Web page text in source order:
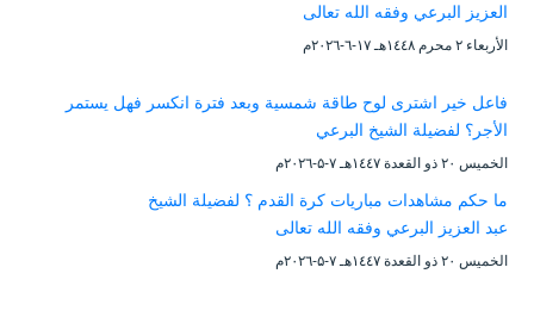
العزيز البرعي وفقه الله تعالى
الأربعاء ۲ محرم ۱٤٤۸هـ ۱۷-٦-۲۰۲٦م
فاعل خير اشترى لوح طاقة شمسية وبعد فترة انكسر فهل يستمر
الأجر؟ لفضيلة الشيخ البرعي
الخميس ۲۰ ذو القعدة ۱٤٤۷هـ ۷-۵-۲۰۲٦م
ما حكم مشاهدات مباريات كرة القدم ؟ لفضيلة الشيخ
عبد العزيز البرعي وفقه الله تعالى
الخميس ۲۰ ذو القعدة ۱٤٤۷هـ ۷-۵-۲۰۲٦م